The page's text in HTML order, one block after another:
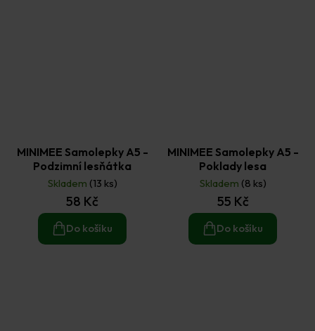
MINIMEE Samolepky A5 -
Podzimní lesňátka
Skladem (13 ks)
58 Kč
Do košíku
MINIMEE Samolepky A5 -
Poklady lesa
Skladem (8 ks)
55 Kč
Do košíku